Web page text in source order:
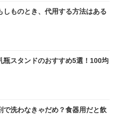
しものとき、代用する方法はある
瓶スタンドのおすすめ5選！100均
で洗わなきゃだめ？食器用だと飲